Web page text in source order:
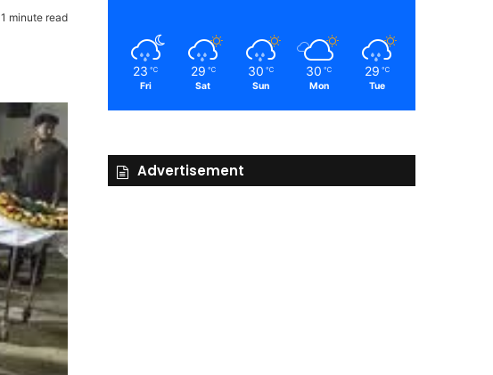
1 minute read
23 ℃
Fri
29 ℃
Sat
30 ℃
Sun
30 ℃
Mon
29 ℃
Tue
Advertisement